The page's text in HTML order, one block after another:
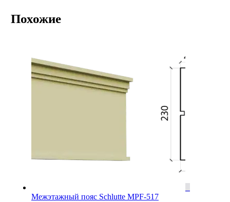
Похожие
Межэтажный пояс Schlutte MPF-517